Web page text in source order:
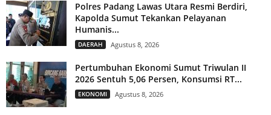
Polres Padang Lawas Utara Resmi Berdiri,
Kapolda Sumut Tekankan Pelayanan
Humanis...
DAERAH Agustus 8, 2026
Pertumbuhan Ekonomi Sumut Triwulan II
2026 Sentuh 5,06 Persen, Konsumsi RT...
EKONOMI Agustus 8, 2026